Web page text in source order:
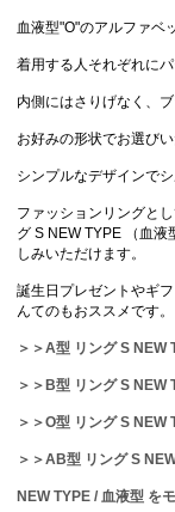
血液型"O"のアルファベ
着用する人それぞれに
内側にはさりげなく、
お好みの形状でお選び
シンプルなデザインで
ファッションリングと
グ S NEW TYPE （血
しみいただけます。
誕生日プレゼントやギ
んてのもおススメです。
＞＞A型 リング S NEW
＞＞B型 リング S NEW
＞＞O型 リング S NEW
＞＞AB型 リング S
NEW TYPE / 血液型 を